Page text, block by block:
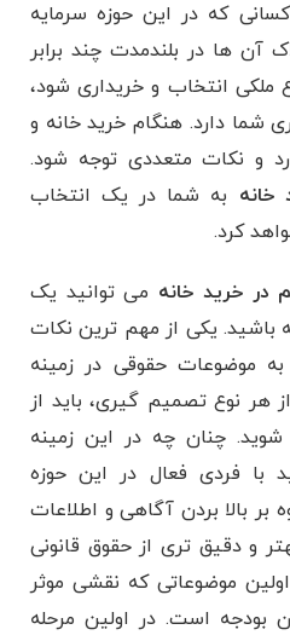
که در این حوزه سرمایه
آن ها در بلندمدت چند برابر
ملکی انتخاب و خریداری شود،
شما دارد. هنگام خرید خانه و
و نکات متعددی توجه شود.
خانه به شما در یک انتخاب
کرد.
در خرید خانه می توانید یک
باشید. یکی از مهم ترین نکات
موضوعات حقوقی در زمینه
نوع تصمیم گیری، باید از
چنان چه در این زمینه
با فردی فعال در این حوزه
بر بالا بردن آگاهی و اطلاعات
و دقیق تری از حقوق قانونی
موضوعاتی که نقشی موثر
بودجه است. در اولین مرحله